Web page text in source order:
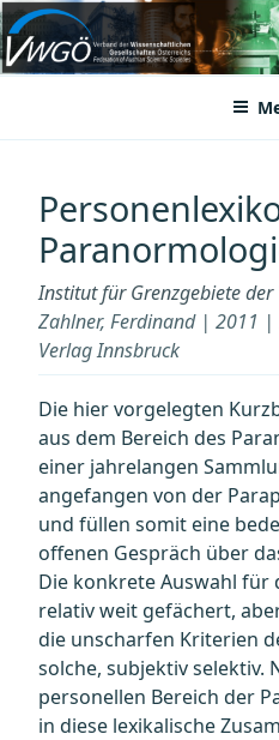
Zum
Inhalt
springenVWGÖ
Federation of Austrian Scientific
Institut für Grenzgebiete der
Zahlner, Ferdinand | 2011 |
Verlag Innsbruck
Die hier vorgelegten
aus dem Bereich des
einer jahrelangen
angefangen von der
und füllen somit eine
offenen Gespräch über
Die konkrete Auswahl für
relativ weit gefächert,
die unscharfen Kriterien
solche, subjektiv selektiv.
personellen Bereich der
in diese lexikalische